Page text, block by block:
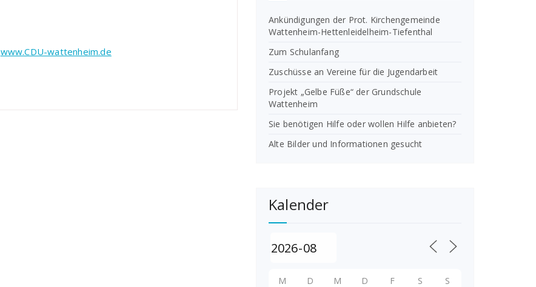
www.CDU-wattenheim.de
Ankündigungen der Prot. Kirchengemeinde
Wattenheim-Hettenleidelheim-Tiefenthal
Zum Schulanfang
Zuschüsse an Vereine für die Jugendarbeit
Projekt „Gelbe Füße“ der Grundschule
Wattenheim
Sie benötigen Hilfe oder wollen Hilfe anbieten?
Alte Bilder und Informationen gesucht
Kalender
M D M D F S S